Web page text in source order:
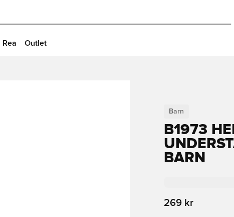
Rea Outlet
Barn
B1973
BARN
269 kr